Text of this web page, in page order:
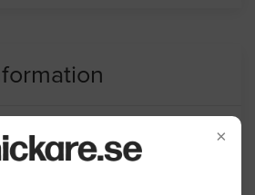
×
ligger i Kronobergs län